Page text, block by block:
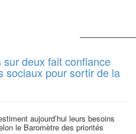
sur deux fait confiance
sociaux pour sortir de la
aujourd’hui leurs besoins
le Baromètre des priorités